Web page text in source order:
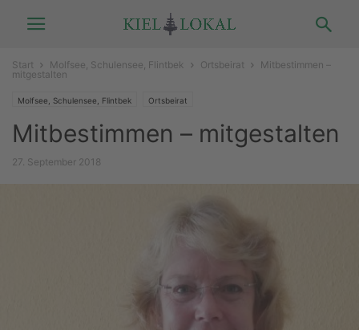
Start Molfsee, Schulensee, Flintbek Ortsbeirat
Mitbestimmen –
mitgestalten
Molfsee, Schulensee, Flintbek Ortsbeirat
Mitbestimmen – mitgestalten
27. September 2018